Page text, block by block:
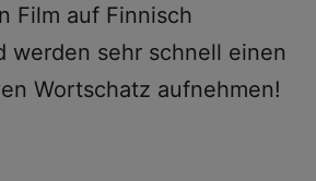
Film auf Finnisch
werden sehr schnell einen
Wortschatz aufnehmen!